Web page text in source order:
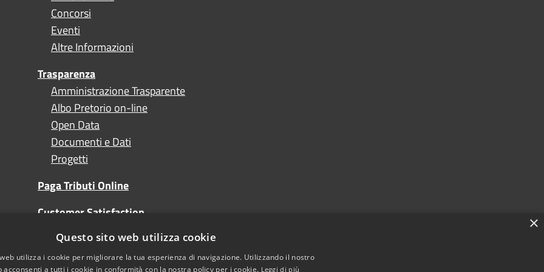
Concorsi
Eventi
Altre Informazioni
Trasparenza
Amministrazione Trasparente
Albo Pretorio on-line
Open Data
Documenti e Dati
Progetti
Paga Tributi Online
Customer Satisfaction
Turismo
×
Questo sito web utilizza cookie
utilizza i cookie per migliorare la tua esperienza di navigazione. Utilizzando il nostro
acconsenti a tutti i cookie in conformità con la nostra policy per i cookie. Leggi di più